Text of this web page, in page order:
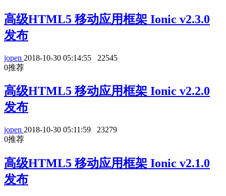
高级HTML5 移动应用框架 Ionic v2.3.0
发布
jopen 2018-10-30 05:14:55
22545
0推荐
高级HTML5 移动应用框架 Ionic v2.2.0
发布
jopen 2018-10-30 05:11:59
23279
0推荐
高级HTML5 移动应用框架 Ionic v2.1.0
发布